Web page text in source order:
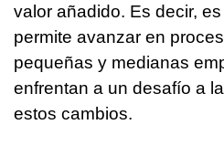
valor añadido. Es decir,
permite avanzar en
pequeñas y medianas
enfrentan a un desafío a
estos cambios.